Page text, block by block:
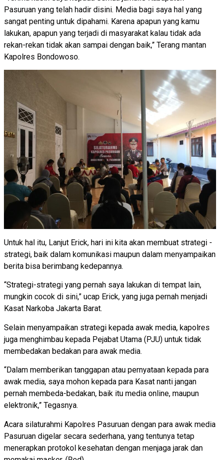
Pasuruan yang telah hadir disini. Media bagi saya hal yang
sangat penting untuk dipahami. Karena apapun yang kamu
lakukan, apapun yang terjadi di masyarakat kalau tidak ada
rekan-rekan tidak akan sampai dengan baik,” Terang mantan
Kapolres Bondowoso.
Untuk hal itu, Lanjut Erick, hari ini kita akan membuat strategi -
strategi, baik dalam komunikasi maupun dalam menyampaikan
berita bisa berimbang kedepannya.
“Strategi-strategi yang pernah saya lakukan di tempat lain,
mungkin cocok di sini,” ucap Erick, yang juga pernah menjadi
Kasat Narkoba Jakarta Barat.
Selain menyampaikan strategi kepada awak media, kapolres
juga menghimbau kepada Pejabat Utama (PJU) untuk tidak
membedakan bedakan para awak media.
“Dalam memberikan tanggapan atau pernyataan kepada para
awak media, saya mohon kepada para Kasat nanti jangan
pernah membeda-bedakan, baik itu media online, maupun
elektronik,” Tegasnya.
Acara silaturahmi Kapolres Pasuruan dengan para awak media
Pasuruan digelar secara sederhana, yang tentunya tetap
menerapkan protokol kesehatan dengan menjaga jarak dan